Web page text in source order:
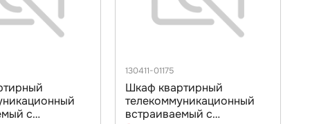
с
130411-01175
Шкаф квартирный
телекоммуникационный
встраиваемый с